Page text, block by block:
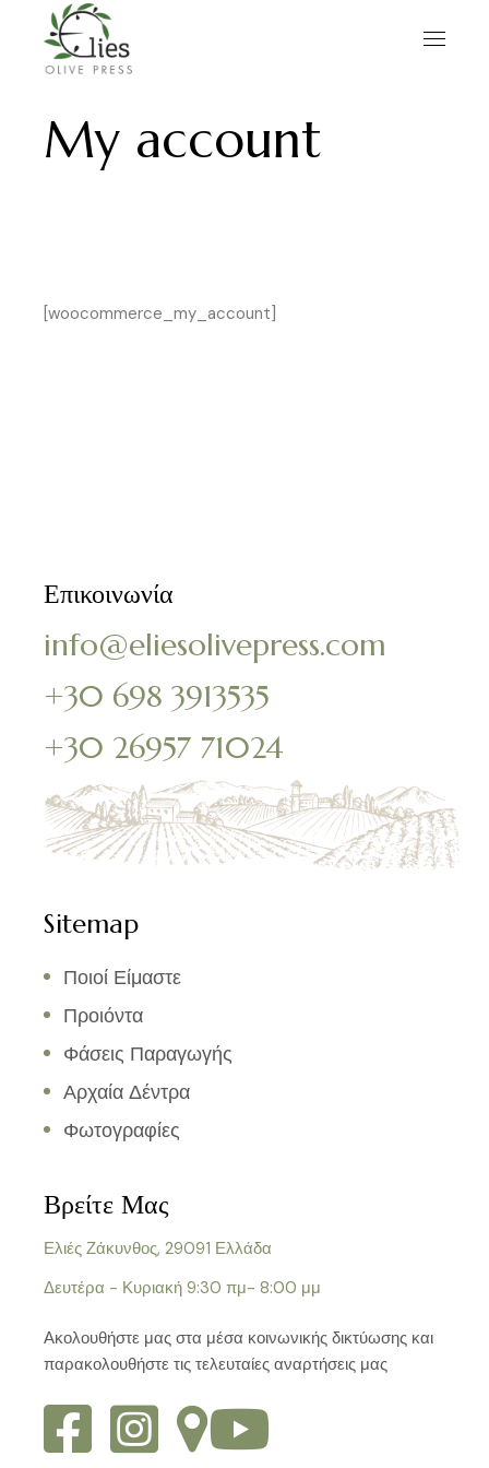
content
My account
[woocommerce_my_account]
Επικοινωνία
info@eliesolivepress.com
+30 698 3913535
+30 26957 71024
Sitemap
Ποιοί Είμαστε
Προιόντα
Φάσεις Παραγωγής
Αρχαία Δέντρα
Φωτογραφίες
Βρείτε Μας
Ελιές Ζάκυνθος, 29091 Ελλάδα
Δευτέρα - Κυριακή 9:30 πμ- 8:00 μμ
Ακολουθήστε μας στα μέσα κοινωνικής δικτύωσης και
παρακολουθήστε τις τελευταίες αναρτήσεις μας